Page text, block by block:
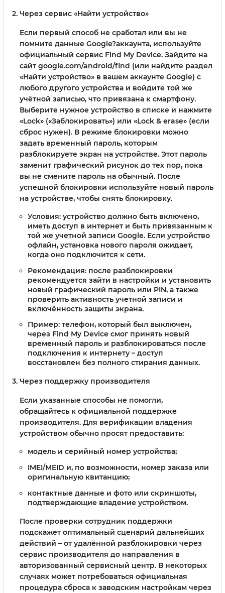
Через сервис «Найти устройство»
Если первый способ не сработал или вы не
помните данные Google?аккаунта, используйте
официальный сервис Find My Device. Зайдите на
сайт google.com/android/find (или найдите раздел
«Найти устройство» в вашем аккаунте Google) с
любого другого устройства и войдите той же
учётной записью, что привязана к смартфону.
Выберите нужное устройство в списке и нажмите
«Lock» («Заблокировать») или «Lock & erase» (если
сброс нужен). В режиме блокировки можно
задать временный пароль, которым
разблокируете экран на устройстве. Этот пароль
заменит графический рисунок до тех пор, пока
вы не смените пароль на обычный. После
успешной блокировки используйте новый пароль
на устройстве, чтобы снять блокировку.
Условия: устройство должно быть включено,
иметь доступ в интернет и быть привязанным к
той же учетной записи Google. Если устройство
офлайн, установка нового пароля ожидает,
когда оно подключится к сети.
Рекомендация: после разблокировки
рекомендуется зайти в настройки и установить
новый графический пароль или PIN, а также
проверить активность учетной записи и
включённость защиты экрана.
Пример: телефон, который был выключен,
через Find My Device смог принять новый
временный пароль и разблокироваться после
подключения к интернету – доступ
восстановлен без полного стирания данных.
Через поддержку производителя
Если указанные способы не помогли,
обращайтесь к официальной поддержке
производителя. Для верификации владения
устройством обычно просят предоставить:
модель и серийный номер устройства;
IMEI/MEID и, по возможности, номер заказа или
оригинальную квитанцию;
контактные данные и фото или скриншоты,
подтверждающие владение устройством.
После проверки сотрудник поддержки
подскажет оптимальный сценарий дальнейших
действий – от удалённой разблокировки через
сервис производителя до направления в
авторизованный сервисный центр. В некоторых
случаях может потребоваться официальная
процедура сброса к заводским настройкам через